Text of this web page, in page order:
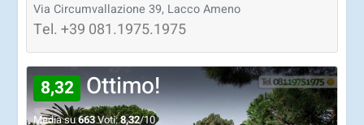
Via Circumvallazione 39, Lacco Ameno
Tel.+39 081.1975.1975
8,32 Ottimo!
Media su663Voti:8,32/10